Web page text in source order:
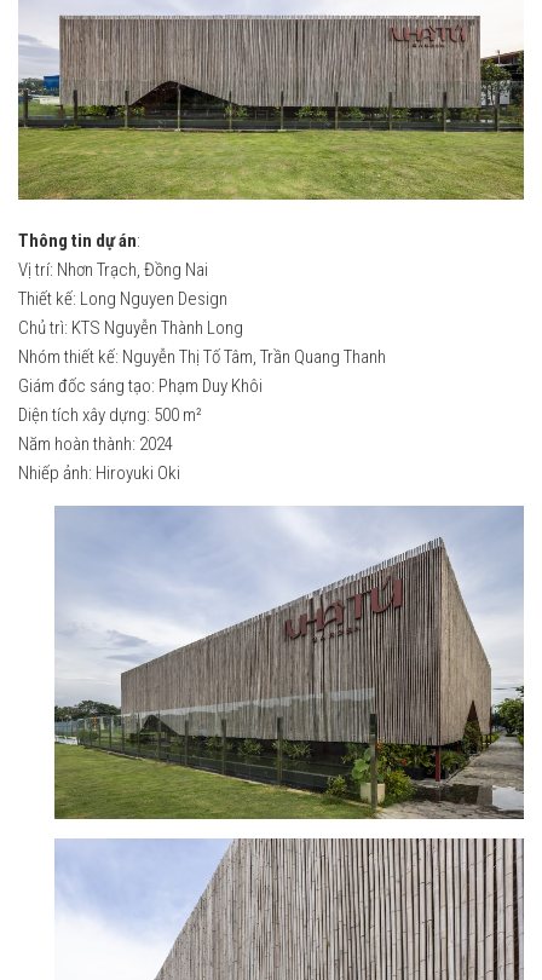
2020
2019
2018
2017
2016
2015
2014
2012
Truyền thông
2026
2025
2019
2018
2017
2016
2014
2017
2018
2019
2020
2022
2023
2024
2025
Thông tin dự án:
Vị trí: Nhơn Trạch, Đồng Nai
Thiết kế: Long Nguyen Design
Chủ trì: KTS Nguyễn Thành Long
Nhóm thiết kế: Nguyễn Thị Tố Tâm, Trần Quang Thanh
Giám đốc sáng tạo: Phạm Duy Khôi
Diện tích xây dựng: 500 m²
Năm hoàn thành: 2024
Nhiếp ảnh: Hiroyuki Oki